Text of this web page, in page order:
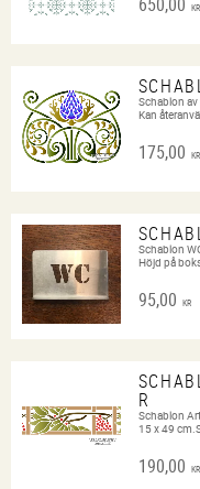
KR
Schablon av
Kan
175,00 KR
Schablon
Höjd på
95,00 KR
R
Schablon
15 x 49
190,00 KR